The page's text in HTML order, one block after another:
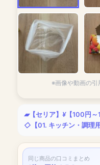
※画像や動画の引
【セリア】
【100円～
【01. キッチン・調理
同じ商品の口コミまとめ